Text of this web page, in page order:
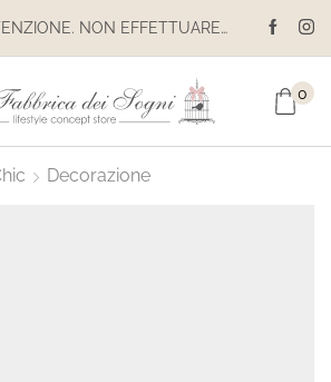
IL SITO È IN MANUTENZIONE. NON EFFETTUARE ACQUISTI. LE SPEDIZIONI SONO SOSPESE
0
Decorazione